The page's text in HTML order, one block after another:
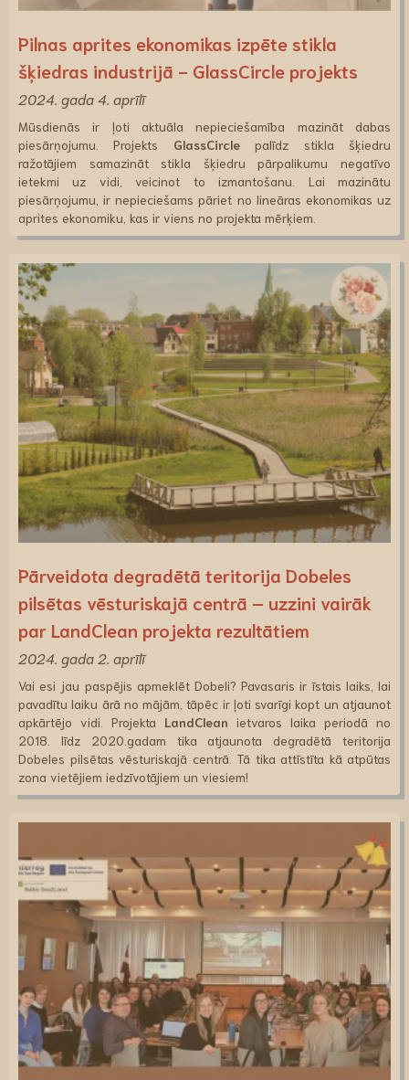
Pilnas aprites ekonomikas izpēte stikla
šķiedras industrijā - GlassCircle projekts
2024. gada 4. aprīlī
Mūsdienās ir ļoti aktuāla nepieciešamība mazināt dabas
piesārņojumu. Projekts GlassCirclepalīdz stikla šķiedru
ražotājiem samazināt stikla šķiedru pārpalikumu negatīvo
ietekmi uz vidi, veicinot to izmantošanu. Lai mazinātu
piesārņojumu, ir nepieciešams pāriet no lineāras ekonomikas uz
aprites ekonomiku, kas ir viens no projekta mērķiem.
Pārveidota degradētā teritorija Dobeles
pilsētas vēsturiskajā centrā – uzzini vairāk
par LandClean projekta rezultātiem
2024. gada 2. aprīlī
Vai esi jau paspējis apmeklēt Dobeli? Pavasaris ir īstais laiks, lai
pavadītu laiku ārā no mājām, tāpēc ir ļoti svarīgi kopt un atjaunot
apkārtējo vidi. Projekta LandClean ietvaros laika periodā no
2018. līdz 2020.gadam tika atjaunota degradētā teritorija
Dobeles pilsētas vēsturiskajā centrā. Tā tika attīstīta kā atpūtas
zona vietējiem iedzīvotājiem un viesiem!